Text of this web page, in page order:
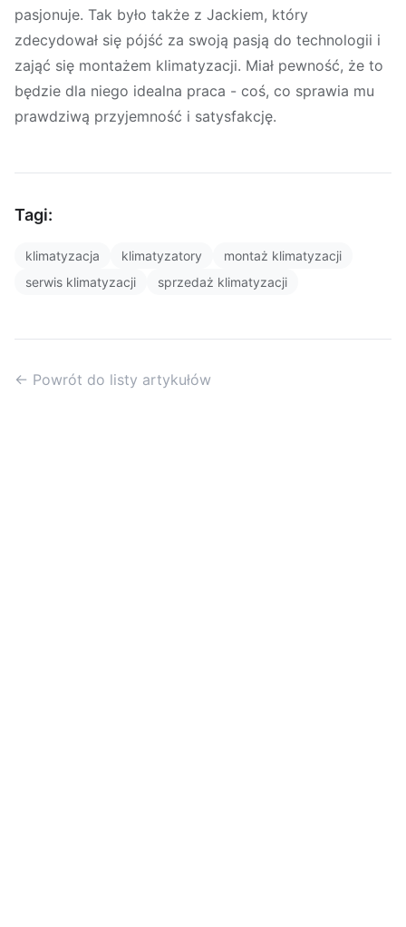
pasjonuje. Tak było także z Jackiem, który
zdecydował się pójść za swoją pasją do technologii i
zająć się montażem klimatyzacji. Miał pewność, że to
będzie dla niego idealna praca - coś, co sprawia mu
prawdziwą przyjemność i satysfakcję.
Tagi:
klimatyzacja klimatyzatory
montaż klimatyzacji
serwis klimatyzacji
sprzedaż klimatyzacji
← Powrót do listy artykułów